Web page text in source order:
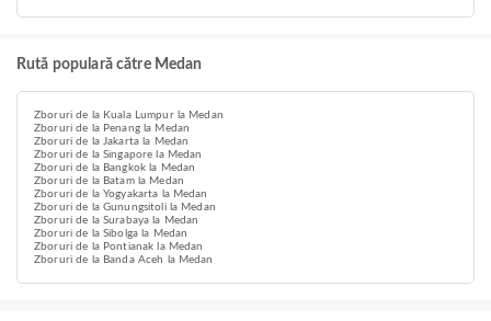
Rută populară către Medan
Zboruri de la Kuala Lumpur la Medan
Zboruri de la Penang la Medan
Zboruri de la Jakarta la Medan
Zboruri de la Singapore la Medan
Zboruri de la Bangkok la Medan
Zboruri de la Batam la Medan
Zboruri de la Yogyakarta la Medan
Zboruri de la Gunungsitoli la Medan
Zboruri de la Surabaya la Medan
Zboruri de la Sibolga la Medan
Zboruri de la Pontianak la Medan
Zboruri de la Banda Aceh la Medan